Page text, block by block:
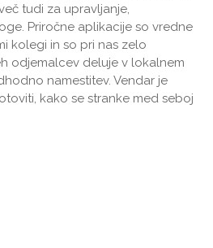
tudi za upravljanje,
Priročne aplikacije so vredne
kolegi in so pri nas zelo
odjemalcev deluje v lokalnem
namestitev. Vendar je
kako se stranke med seboj